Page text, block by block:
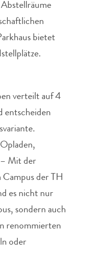
bietet
verteilt auf 4
entscheiden
Mit der
Campus der TH
es nicht nur
sondern auch
renommierten
oder